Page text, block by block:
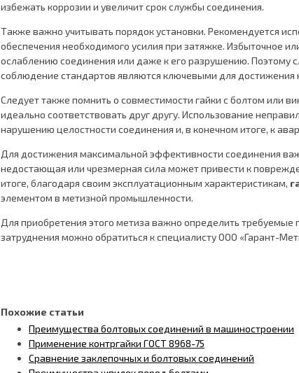
избежать коррозии и увеличит срок службы соединения.
Также важно учитывать порядок установки. Рекомендуется
обеспечения необходимого усилия при затяжке. Избыточное
ослаблению соединения или даже к его разрушению. Поэтому
соблюдение стандартов являются ключевыми для достижения
Следует также помнить о совместимости гайки с болтом или
идеально соответствовать друг другу. Использование
нарушению целостности соединения и, в конечном итоге, к
Для достижения максимальной эффективности соединения
недостающая или чрезмерная сила может привести к
итоге, благодаря своим эксплуатационным характеристикам,
элементом в метизной промышленности.
Для приобретения этого метиза важно определить требуемые
затруднения можно обратиться к специалисту ООО «Гарант-
Похожие статьи
Преимущества болтовых соединений в машиностроении
Применение контргайки ГОСТ 8968-75
Сравнение заклепочных и болтовых соединений